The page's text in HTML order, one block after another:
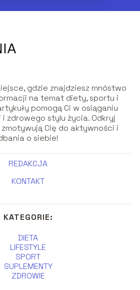
gdzie znajdziesz mnóstwo
na temat diety, sportu i
pomogą Ci w osiąganiu
zdrowego stylu życia. Odkryj
Cię do aktywności i
o siebie!
REDAKCJA
KONTAKT
KATEGORIE:
DIETA
LIFESTYLE
SPORT
SUPLEMENTY
ZDROWIE